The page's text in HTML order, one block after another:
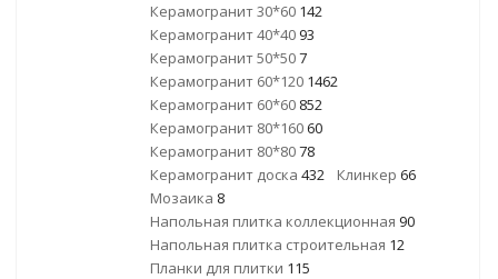
Керамогранит 30*60 142
Керамогранит 40*40 93
Керамогранит 50*507
Керамогранит 60*120 1462
Керамогранит 60*60 852
Керамогранит 80*160 60
Керамогранит 80*8078
Керамогранит доска 432 Клинкер 66
Мозаика 8
Напольная плитка коллекционная 90
Напольная плитка строительная 12
Планки для плитки 115